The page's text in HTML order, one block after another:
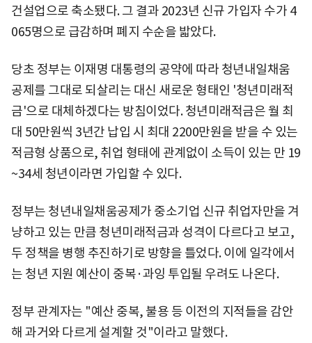
건설업으로 축소됐다. 그 결과 2023년 신규 가입자 수가 4
065명으로 급감하며 폐지 수순을 밟았다.
당초 정부는 이재명 대통령의 공약에 따라 청년내일채움
공제를 그대로 되살리는 대신 새로운 형태인 '청년미래적
금'으로 대체하겠다는 방침이었다. 청년미래적금은 월 최
대 50만원씩 3년간 납입 시 최대 2200만원을 받을 수 있는
적금형 상품으로, 취업 형태에 관계없이 소득이 있는 만 19
~34세 청년이라면 가입할 수 있다.
정부는 청년내일채움공제가 중소기업 신규 취업자만을 겨
냥하고 있는 만큼 청년미래적금과 성격이 다르다고 보고,
두 정책을 병행 추진하기로 방향을 틀었다. 이에 일각에서
는 청년 지원 예산이 중복·과잉 투입될 우려도 나온다.
정부 관계자는 "예산 중복, 불용 등 이전의 지적들을 감안
해 과거와 다르게 설계할 것"이라고 말했다.